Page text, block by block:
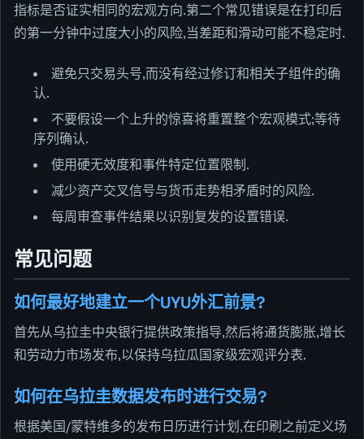
指标是否证实相同的宏观方向.第二个常见错误是在打印后
的第一分钟中过度大小的风险,当差距和滑动可能不稳定时.
避免只交易头号,而没有经过修订和相关子组件的确
认.
不要假设一个上升的惊喜将重置整个宏观模式;等待
序列确认.
使用硬无效度和事件特定位置限制.
减少资产交叉信号与货币走势相矛盾时的风险.
每周审查事件结果以识别复发的设置错误.
常见问题
如何最好地建立一个UYU外汇前景?
首先从乌拉圭中央银行提供政策指导,然后将通货膨胀,增长
和劳动力市场发布,以保持乌拉瓜国家级宏观评分表.
如何在乌拉圭数据发布时进行交易?
根据美国/蒙特维多的发布日历进行计划,在印刷之前定义场